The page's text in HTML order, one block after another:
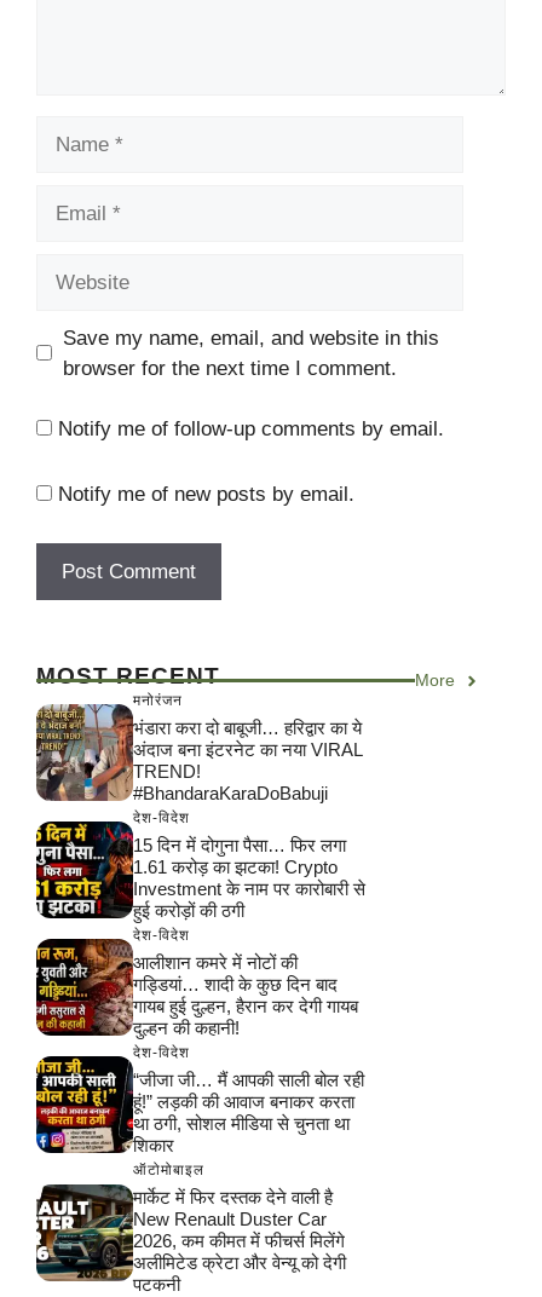
Save my name, email, and website in this
browser for the next time I comment.
Notify me of follow-up comments by email.
Notify me of new posts by email.
MOST RECENT More
मनोरंजन
भंडारा करा दो बाबूजी… हरिद्वार का ये
अंदाज बना इंटरनेट का नया VIRAL
TREND!
#BhandaraKaraDoBabuji
देश-विदेश
15 दिन में दोगुना पैसा… फिर लगा
1.61 करोड़ का झटका! Crypto
Investment के नाम पर कारोबारी से
हुई करोड़ों की ठगी
देश-विदेश
आलीशान कमरे में नोटों की
गड्डियां… शादी के कुछ दिन बाद
गायब हुई दुल्हन, हैरान कर देगी गायब
दुल्हन की कहानी!
देश-विदेश
“जीजा जी… मैं आपकी साली बोल रही
हूं!” लड़की की आवाज बनाकर करता
था ठगी, सोशल मीडिया से चुनता था
शिकार
ऑटोमोबाइल
मार्केट में फिर दस्तक देने वाली है
New Renault Duster Car
2026, कम कीमत में फीचर्स मिलेंगे
अलीमिटेड क्रेटा और वेन्यू को देगी
पटकनी